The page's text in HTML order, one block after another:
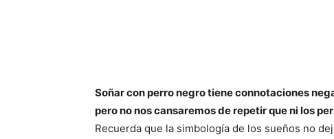
Soñar con perro negro tiene connotaciones
pero no nos cansaremos de repetir que ni los
Recuerda que la simbología de los sueños no